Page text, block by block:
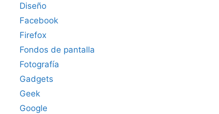
Diseño
Facebook
Firefox
Fondos de pantalla
Fotografía
Gadgets
Geek
Google